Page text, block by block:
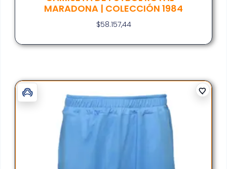
MARADONA | COLECCIÓN 1984
$58.157,44